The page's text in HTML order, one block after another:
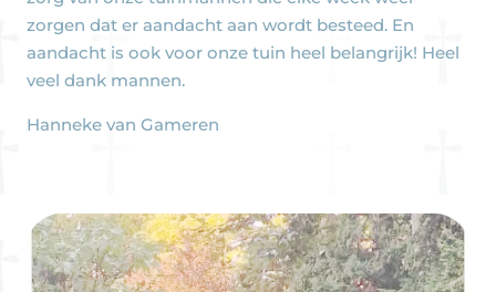
zorgen dat er aandacht aan wordt besteed. En
aandacht is ook voor onze tuin heel belangrijk! Heel
veel dank mannen.
Hanneke van Gameren